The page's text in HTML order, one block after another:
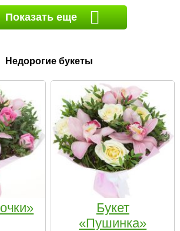
Показать еще
Недорогие букеты
Букет
«Пушинка»